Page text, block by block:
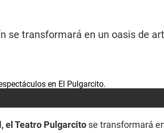
se transformará en un oasis de
el Teatro Pulgarcito se transformará